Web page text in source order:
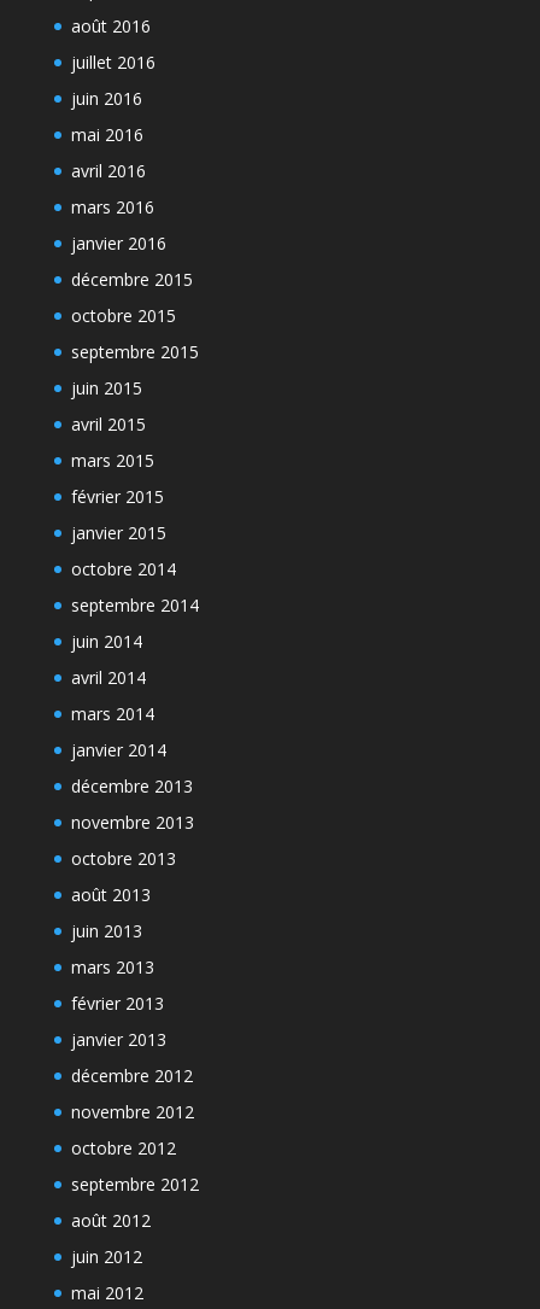
août 2016
juillet 2016
juin 2016
mai 2016
avril 2016
mars 2016
janvier 2016
décembre 2015
octobre 2015
septembre 2015
juin 2015
avril 2015
mars 2015
février 2015
janvier 2015
octobre 2014
septembre 2014
juin 2014
avril 2014
mars 2014
janvier 2014
décembre 2013
novembre 2013
octobre 2013
août 2013
juin 2013
mars 2013
février 2013
janvier 2013
décembre 2012
novembre 2012
octobre 2012
septembre 2012
août 2012
juin 2012
mai 2012